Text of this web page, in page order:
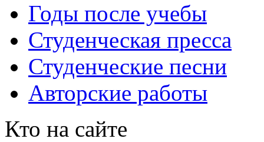
Годы после учебы
Студенческая пресса
Студенческие песни
Авторские работы
Кто на сайте